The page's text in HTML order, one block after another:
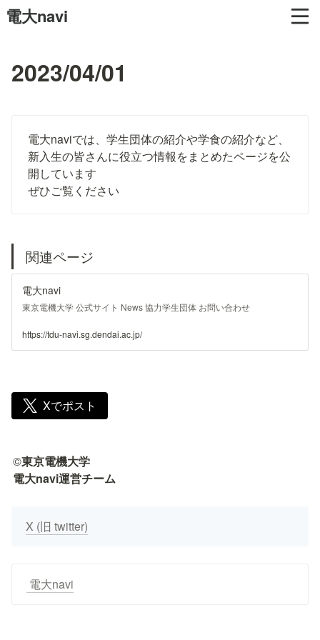
電大navi
2023/04/01
電大naviでは、学生団体の紹介や学食の紹介など、
新入生の皆さんに役立つ情報をまとめたページを公
開しています
ぜひご覧ください
関連ページ
電大navi
東京電機大学 公式サイト News 協力学生団体 お問い合わせ
https://tdu-navi.sg.dendai.ac.jp/
Xでポスト
©東京電機大学
電大navi運営チーム
X (旧 twitter)
電大navi